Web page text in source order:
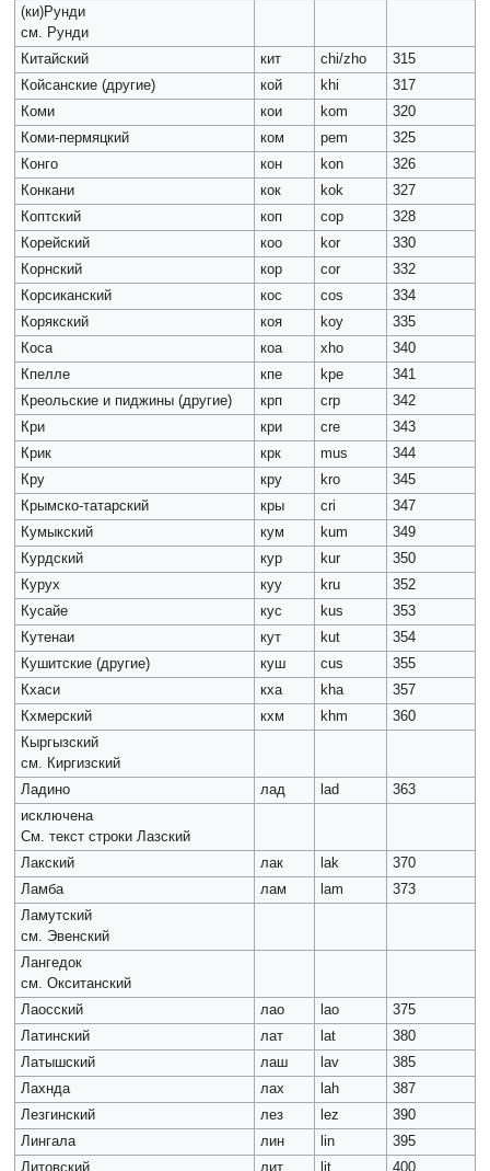
(ки)Рунди
см. Рунди
Китайский
кит chi/zho
315
Койсанские (другие)
кой khi
317
Коми
кои kom
320
Коми-пермяцкий
ком pem
325
Конго
кон kon
326
Конкани
кок kok
327
Коптский
коп cop
328
Корейский
коо kor
330
Корнский
кор cor
332
Корсиканский
кос cos
334
Корякский
коя koy
335
Коса
коа xho
340
Кпелле
кпе kpe
341
Креольские и пиджины (другие)
крп crp
342
Кри
кри cre
343
Крик
крк mus
344
Кру
кру kro
345
Крымско-татарский
кры cri
347
Кумыкский
кум kum
349
Курдский
кур kur
350
Курух
куу kru
352
Кусайе
кус kus
353
Кутенаи
кут kut
354
Кушитские (другие)
куш cus
355
Кхаси
кха kha
357
Кхмерский
кхм khm
360
Кыргызский
см. Киргизский
Ладино
лад lad
363
исключена
См. текст строки Лазский
Лакский
лак lak
370
Ламба
лам lam
373
Ламутский
см. Эвенский
Лангедок
см. Окситанский
Лаосский
лао lao
375
Латинский
лат lat
380
Латышский
лаш lav
385
Лахнда
лах lah
387
Лезгинский
лез lez
390
Лингала
лин lin
395
Литовский
лит lit
400